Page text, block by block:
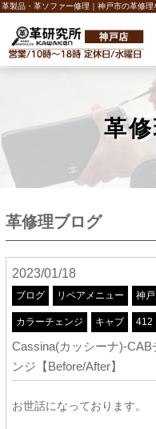
革製品・革ソファー修理｜神戸市の革修
革
革修理ブログ
2023/01/18
ブログ リペアメニュー 神
カラーチェンジ キャブ 412
Cassina(カッシーナ)-CAB
ンジ【Before/After】
お世話になっております。